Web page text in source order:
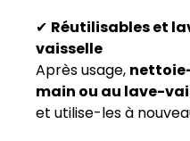
✔ Réutilisables et
vaisselle
Après usage,
main ou au lave-
et utilise-les à